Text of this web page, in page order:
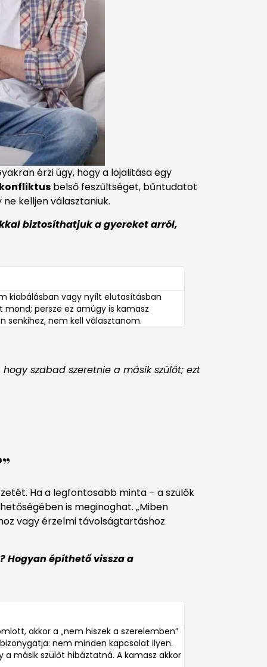
érzi úgy, hogy a lojalitása egy
belső feszültséget, bűntudatot
kelljen választaniuk.
biztosíthatjuk a gyereket arról,
kiabálásban vagy nyílt elutasításban
persze ez amúgy is kamasz
senkihez, nem kell választanom.
szabad szeretnie a másik szülőt; ezt
Ha a legfontosabb minta – a szülők
is meginoghat. „Miben
vagy érzelmi távolságtartáshoz
Hogyan építhető vissza a
akkor a „nem hiszek a szerelemben”
nem minden kapcsolat ilyen.
másik szülőt hibáztatná. A kamasz akkor